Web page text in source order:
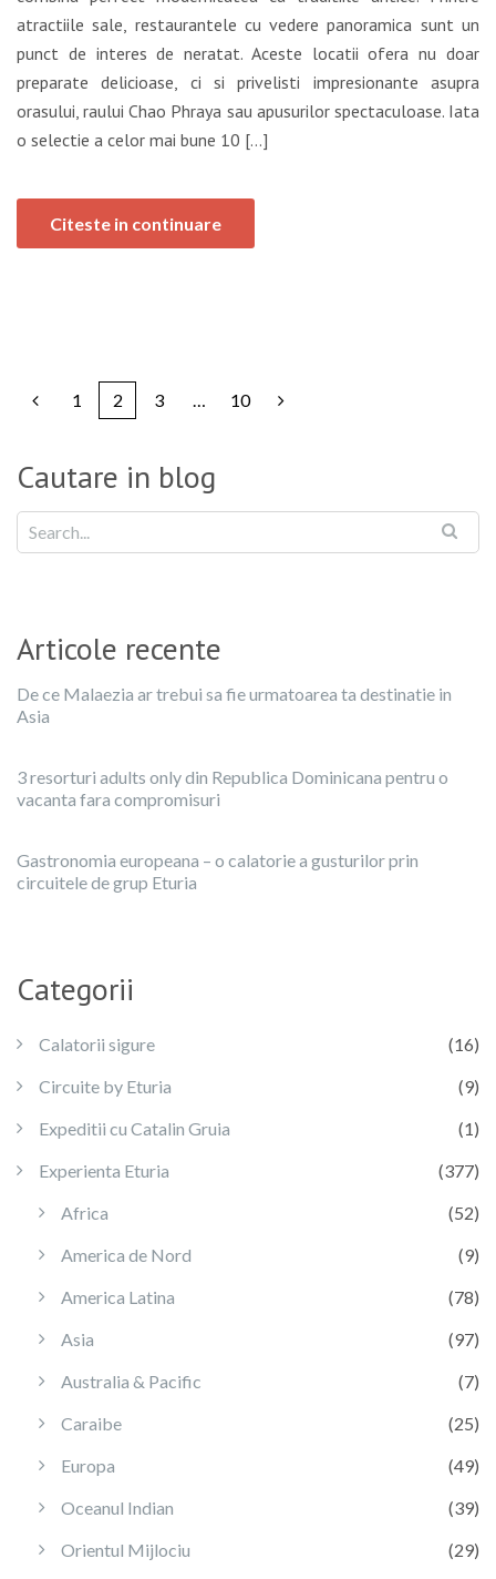
atractiile sale, restaurantele cu vedere panoramica sunt un
punct de interes de neratat. Aceste locatii ofera nu doar
preparate delicioase, ci si privelisti impresionante asupra
orasului, raului Chao Phraya sau apusurilor spectaculoase. Iata
o selectie a celor mai bune 10 […]
Citeste in continuare
1 2 3 10
Cautare in blog
Articole recente
De ce Malaezia ar trebui sa fie urmatoarea ta destinatie in
Asia
3 resorturi adults only din Republica Dominicana pentru o
vacanta fara compromisuri
Gastronomia europeana – o calatorie a gusturilor prin
circuitele de grup Eturia
Categorii
Calatorii sigure
(16)
Circuite by Eturia
(9)
Expeditii cu Catalin Gruia
(1)
Experienta Eturia
(377)
Africa
(52)
America de Nord
(9)
America Latina
(78)
Asia
(97)
Australia & Pacific
(7)
Caraibe
(25)
Europa
(49)
Oceanul Indian
(39)
Orientul Mijlociu
(29)